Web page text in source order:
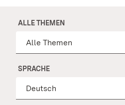
ALLE THEMEN
SPRACHE